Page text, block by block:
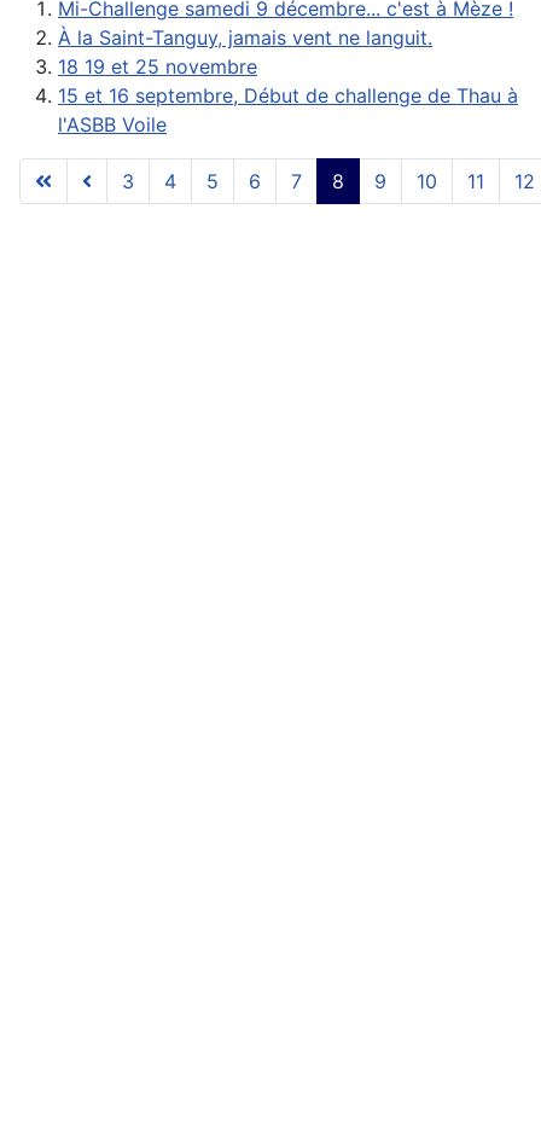
Mi-Challenge samedi 9 décembre... c'est à Mèze !
À la Saint-Tanguy, jamais vent ne languit.
18 19 et 25 novembre
15 et 16 septembre, Début de challenge de Thau à
l'ASBB Voile
Page 8 sur 17
3 4 5 6 7 8 9 10 11 12